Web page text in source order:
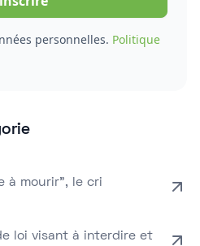
personnelles. Politique
à mourir”, le cri
loi visant à interdire et